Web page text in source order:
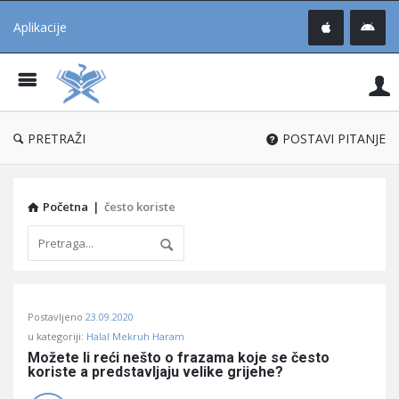
Aplikacije
®
PRETRAŽI POSTAVI PITANJE
Početna | često koriste
Učene
Latest
Postavljeno 23.09.2020
u kategoriji: Halal Mekruh Haram
Možete li reći nešto o frazama koje se često
koriste a predstavljaju velike grijehe?